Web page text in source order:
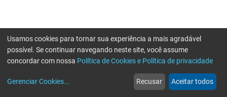
web
Notícias
more_horiz
Mais
Usamos cookies para tornar sua experiência a mais agradável
possível. Se continuar navegando neste site, você assume
concordar com nossa Política de Cookies e Política de privacidade
Gerenciar Cookies... Recusar Aceitar todos
Erro ao enviar informações, por favor tente novamente